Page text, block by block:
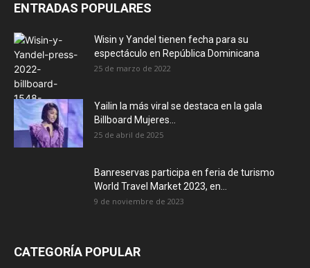
ENTRADAS POPULARES
Wisin y Yandel tienen fecha para su
espectáculo en República Dominicana
25 de marzo de 2022
Yailin la más viral se destaca en la gala
Billboard Mujeres...
25 de abril de 2025
Banreservas participa en feria de turismo
World Travel Market 2023, en...
9 de noviembre de 2023
CATEGORÍA POPULAR